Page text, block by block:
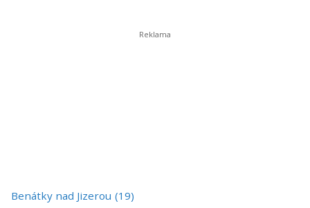
Benátky nad Jizerou (19)